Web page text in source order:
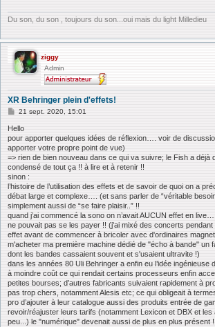
Du son, du son , toujours du son...oui mais du light Milledieu
ziggy
Admin
XR Behringer plein d'effets!
M
s
s
g
e
21 sept. 2020, 15:01
Hello
pour apporter quelques idées de réflexion…. voir de
apporter votre propre point de vue)
=> rien de bien nouveau dans ce qui va suivre; le Fish a déjà
condensé de tout ça !! à lire et à retenir !!
sinon :
l’histoire de l’utilisation des effets et de savoir de quoi on a
débat large et complexe…. (et sans parler de “véritable
simplement aussi de “se faire plaisir..” !!
quand j’ai commencé la sono on n’avait AUCUN effet en
ne pouvait pas se les payer !! (j'ai mixé des concerts
effet avant de commencer à bricoler avec d'ordinaires
m'acheter ma première machine dédié de "écho à bande" un
dont les bandes cassaient souvent et s'usaient ultravite !)
dans les années 80 Uli Behringer a enfin eu l’idée ingénieuse
à moindre coût ce qui rendait certains processeurs enfin
petites bourses; d’autres fabricants suivaient rapidement à
pas trop chers, notamment Alesis etc; ce qui obligeait à
pro d’ajouter à leur catalogue aussi des produits entrée de
revoir/réajuster leurs tarifs (notamment Lexicon et DBX et les
peu...) le "numérique" devenait aussi de plus en plus présent !